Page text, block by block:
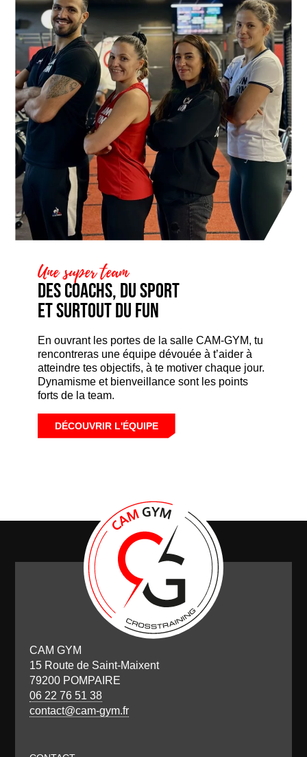
Une super team
Des coachs, du sport
et surtout du fun
En ouvrant les portes de la salle CAM-GYM, tu
rencontreras une équipe dévouée à t’aider à
atteindre tes objectifs, à te motiver chaque jour.
Dynamisme et bienveillance sont les points
forts de la team.
DÉCOUVRIR L'ÉQUIPE
CAM GYM
15 Route de Saint-Maixent
79200 POMPAIRE
06 22 76 51 38
contact@cam-gym.fr